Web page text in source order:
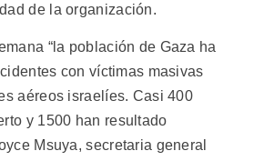
de la organización.
“la población de Gaza ha
con víctimas masivas
aéreos israelíes. Casi 400
y 1500 han resultado
Msuya, secretaria general